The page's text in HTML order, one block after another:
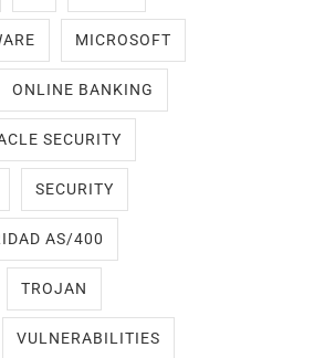
MICROSOFT
ONLINE BANKING
SECURITY
SECURITY
AS/400
TROJAN
VULNERABILITIES